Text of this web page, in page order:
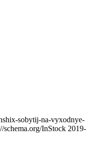
sobytij-na-vyxodnye-
schema.org/InStock 2019-